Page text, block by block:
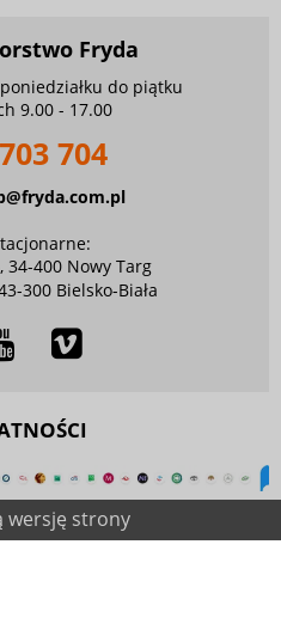
Fryda
do piątku
9.00 - 17.00
704
34-400 Nowy Targ
300 Bielsko-Biała
wersję strony